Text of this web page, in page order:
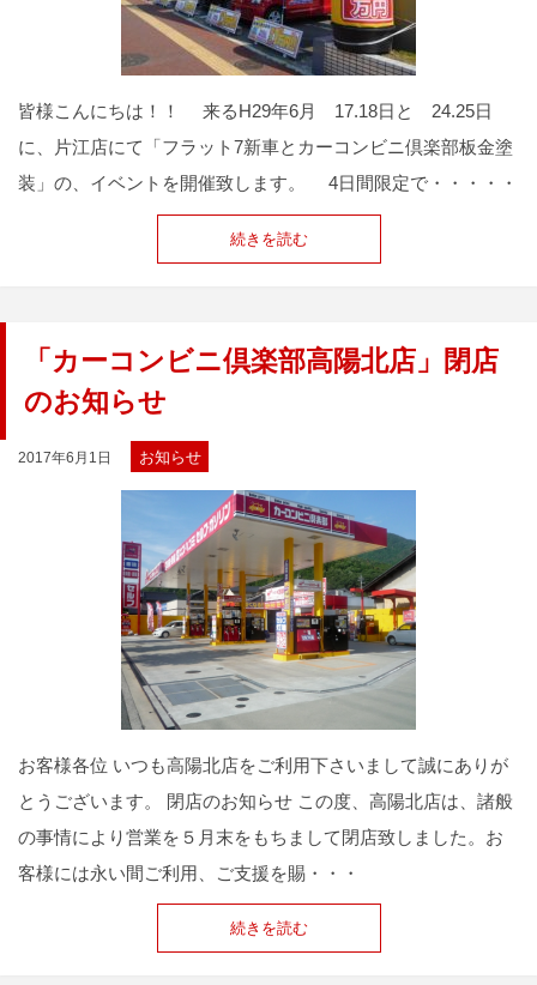
皆様こんにちは！！ 来るH29年6月 17.18日と 24.25日
に、片江店にて「フラット7新車とカーコンビニ倶楽部板金塗
装」の、イベントを開催致します。 4日間限定で・・・・・
続きを読む
「カーコンビニ倶楽部高陽北店」閉店
のお知らせ
2017年6月1日 お知らせ
お客様各位 いつも高陽北店をご利用下さいまして誠にありが
とうございます。 閉店のお知らせ この度、高陽北店は、諸般
の事情により営業を５月末をもちまして閉店致しました。お
客様には永い間ご利用、ご支援を賜・・・
続きを読む